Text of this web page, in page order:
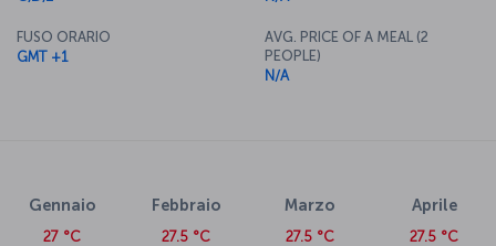
FUSO ORARIO
GMT +1
AVG. PRICE OF A MEAL (2
PEOPLE)
N/A
Gennaio
27 °C
Febbraio
27.5 °C
Marzo
27.5 °C
Aprile
27.5 °C